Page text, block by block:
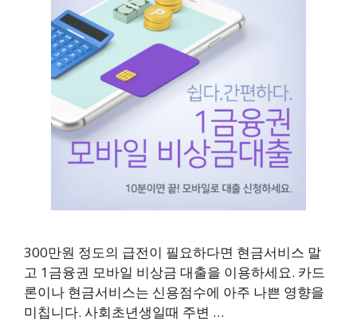
300만원 정도의 급전이 필요하다면 현금서비스 말
고 1금융권 모바일 비상금 대출을 이용하세요. 카드
론이나 현금서비스는 신용점수에 아주 나쁜 영향을
미칩니다. 사회초년생일때 주변 …